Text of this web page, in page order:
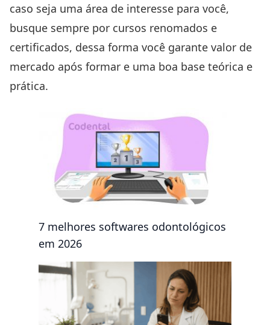
caso seja uma área de interesse para você,
busque sempre por cursos renomados e
certificados, dessa forma você garante valor de
mercado após formar e uma boa base teórica e
prática.
7 melhores softwares odontológicos
em 2026